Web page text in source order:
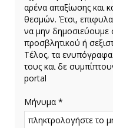
αρένα απαξίωσης και
θεσμών. Έτσι,
να μην δημοσιεύουμε
προσβλητικού ή
Τέλος, τα
τους και δε
portal
Μήνυμα *